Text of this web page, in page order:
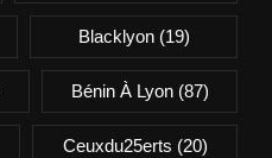
Blacklyon(19)
Bénin À Lyon(87)
Ceuxdu25erts (20)